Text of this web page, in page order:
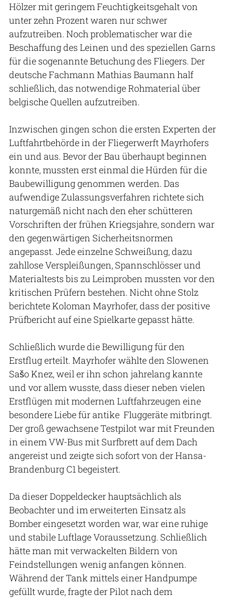
Hölzer mit geringem Feuchtigkeitsgehalt von
unter zehn Prozent waren nur schwer
aufzutreiben. Noch problematischer war die
Beschaffung des Leinen und des speziellen Garns
für die sogenannte Betuchung des Fliegers. Der
deutsche Fachmann Mathias Baumann half
schließlich, das notwendige Rohmaterial über
belgische Quellen aufzutreiben.
Inzwischen gingen schon die ersten Experten der
Luftfahrtbehörde in der Fliegerwerft Mayrhofers
ein und aus. Bevor der Bau überhaupt beginnen
konnte, mussten erst einmal die Hürden für die
Baubewilligung genommen werden. Das
aufwendige Zulassungsverfahren richtete sich
naturgemäß nicht nach den eher schütteren
Vorschriften der frühen Kriegsjahre, sondern war
den gegenwärtigen Sicherheitsnormen
angepasst. Jede einzelne Schweißung, dazu
zahllose Verspleißungen, Spannschlösser und
Materialtests bis zu Leimproben mussten vor den
kritischen Prüfern bestehen. Nicht ohne Stolz
berichtete Koloman Mayrhofer, dass der positive
Prüfbericht auf eine Spielkarte gepasst hätte.
Schließlich wurde die Bewilligung für den
Erstflug erteilt. Mayrhofer wählte den Slowenen
Sašo Knez, weil er ihn schon jahrelang kannte
und vor allem wusste, dass dieser neben vielen
Erstflügen mit modernen Luftfahrzeugen eine
besondere Liebe für antike Fluggeräte mitbringt.
Der groß gewachsene Testpilot war mit Freunden
in einem VW-Bus mit Surfbrett auf dem Dach
angereist und zeigte sich sofort von der Hansa-
Brandenburg C1 begeistert.
Da dieser Doppeldecker hauptsächlich als
Beobachter und im erweiterten Einsatz als
Bomber eingesetzt worden war, war eine ruhige
und stabile Luftlage Voraussetzung. Schließlich
hätte man mit verwackelten Bildern von
Feindstellungen wenig anfangen können.
Während der Tank mittels einer Handpumpe
gefüllt wurde, fragte der Pilot nach dem